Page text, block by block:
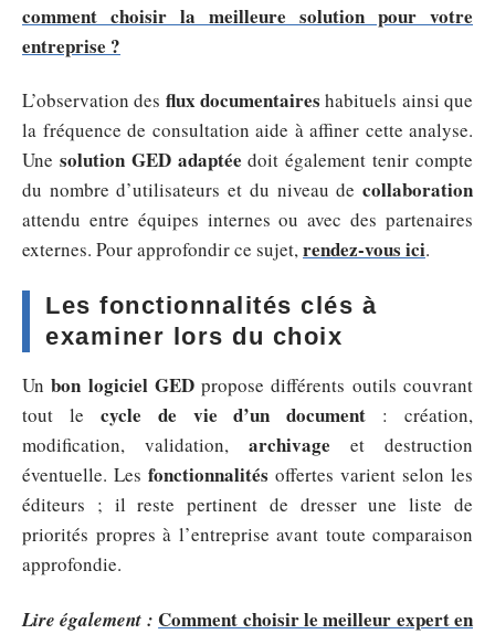
comment choisir la meilleure solution pour votre
entreprise ?
L’observation des flux documentaires habituels ainsi que
la fréquence de consultation aide à affiner cette analyse.
Une solution GED adaptée doit également tenir compte
du nombre d’utilisateurs et du niveau de collaboration
attendu entre équipes internes ou avec des partenaires
externes. Pour approfondir ce sujet,rendez-vous ici.
Les fonctionnalités clés à
examiner lors du choix
Unbon logiciel GEDpropose différents outils couvrant
tout le cycle de vie d’un document : création,
modification, validation, archivage et destruction
éventuelle. Les fonctionnalités offertes varient selon les
éditeurs ; il reste pertinent de dresser une liste de
priorités propres à l’entreprise avant toute comparaison
approfondie.
Lire également : Comment choisir le meilleur expert en